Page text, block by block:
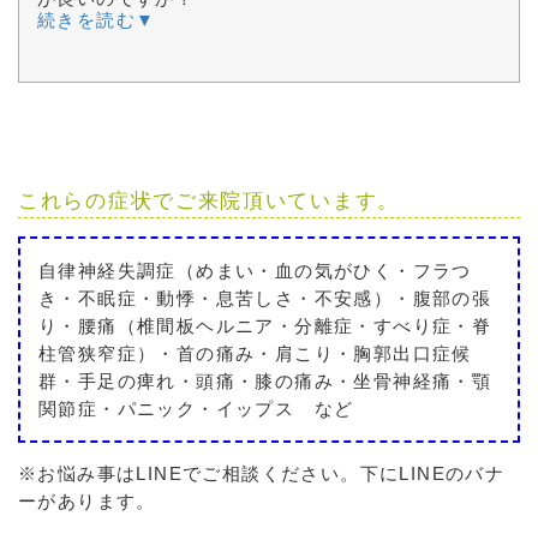
続きを読む▼
これらの症状でご来院頂いています。
自律神経失調症（めまい・血の気がひく・フラつ
き・不眠症・動悸・息苦しさ・不安感）・腹部の張
り・腰痛（椎間板ヘルニア・分離症・すべり症・脊
柱管狭窄症）・首の痛み・肩こり・胸郭出口症候
群・手足の痺れ・頭痛・膝の痛み・坐骨神経痛・顎
関節症・パニック・イップス など
※お悩み事はLINEでご相談ください。下にLINEのバナ
ーがあります。